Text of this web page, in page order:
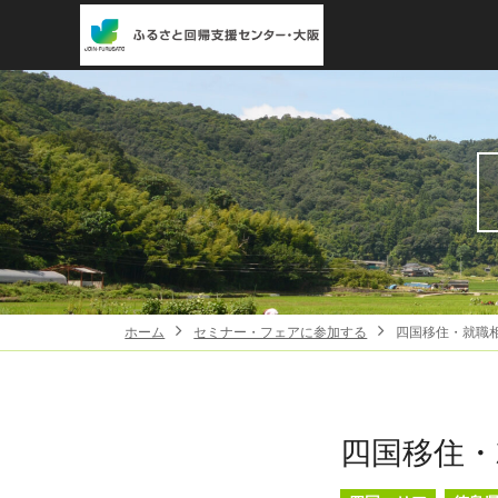
ホーム セミナー・フェアに参加する 四国移住・就職
四国移住